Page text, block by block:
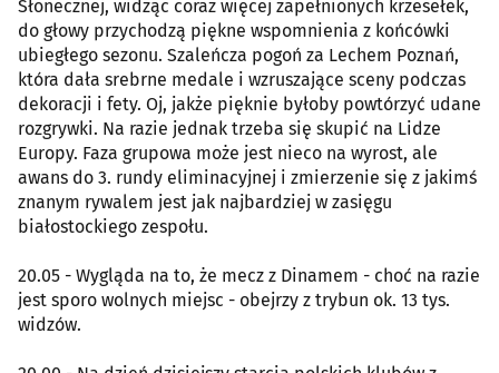
Słonecznej, widząc coraz więcej zapełnionych krzesełek,
do głowy przychodzą piękne wspomnienia z końcówki
ubiegłego sezonu. Szaleńcza pogoń za Lechem Poznań,
która dała srebrne medale i wzruszające sceny podczas
dekoracji i fety. Oj, jakże pięknie byłoby powtórzyć udane
rozgrywki. Na razie jednak trzeba się skupić na Lidze
Europy. Faza grupowa może jest nieco na wyrost, ale
awans do 3. rundy eliminacyjnej i zmierzenie się z jakimś
znanym rywalem jest jak najbardziej w zasięgu
białostockiego zespołu.
20.05 - Wygląda na to, że mecz z Dinamem - choć na razie
jest sporo wolnych miejsc - obejrzy z trybun ok. 13 tys.
widzów.